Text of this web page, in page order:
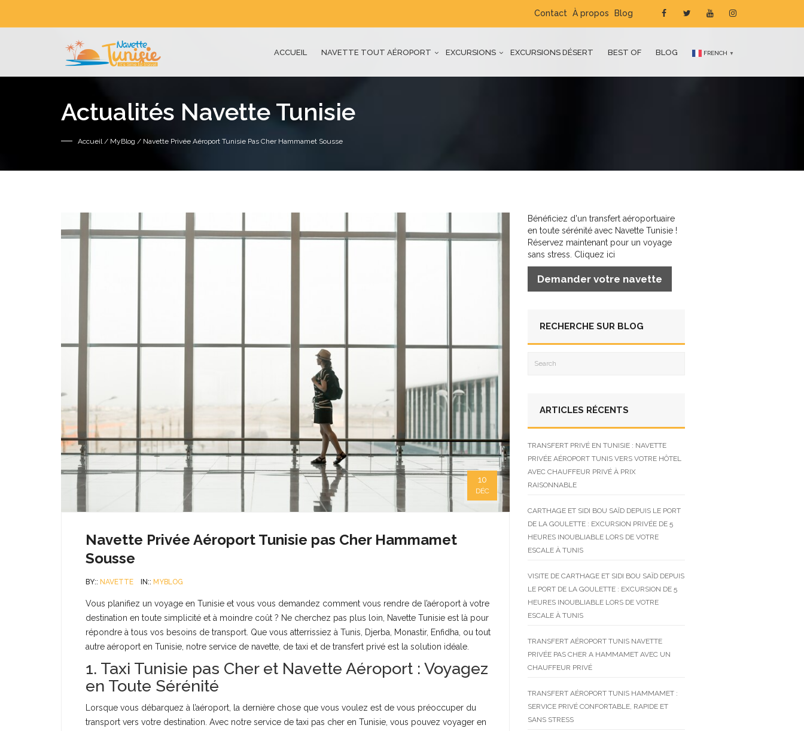
Contact À propos Blog
ACCUEIL NAVETTE TOUT AÉROPORT EXCURSIONS EXCURSIONS DÉSERT BEST OF BLOG FRENCH ▼
Actualités Navette Tunisie
Accueil/ MyBlog / Navette Privée Aéroport Tunisie Pas Cher Hammamet Sousse
Navette Privée Aéroport Tunisie pas Cher Hammamet
Sousse
BY:: NAVETTE IN:: MYBLOG
10
DÉC
Vous planifiez un voyage en Tunisie et vous vous demandez comment vous rendre de l’aéroport à votre
destination en toute simplicité et à moindre coût ? Ne cherchez pas plus loin, Navette Tunisie est là pour
répondre à tous vos besoins de transport. Que vous atterrissiez à Tunis, Djerba, Monastir, Enfidha, ou tout
autre aéroport en Tunisie, notre service de navette, de taxi et de transfert privé est la solution idéale.
1. Taxi Tunisie pas Cher et Navette Aéroport : Voyagez
en Toute Sérénité
Lorsque vous débarquez à l’aéroport, la dernière chose que vous voulez est de vous préoccuper du
transport vers votre destination. Avec notre service de taxi pas cher en Tunisie, vous pouvez voyager en
Bénéficiez d'un transfert aéroportuaire
en toute sérénité avec Navette Tunisie !
Réservez maintenant pour un voyage
sans stress. Cliquez ici
Demander votre navette
RECHERCHE SUR BLOG
ARTICLES RÉCENTS
TRANSFERT PRIVÉ EN TUNISIE : NAVETTE
PRIVÉE AÉROPORT TUNIS VERS VOTRE HÔTEL
AVEC CHAUFFEUR PRIVÉ À PRIX
RAISONNABLE
CARTHAGE ET SIDI BOU SAÏD DEPUIS LE PORT
DE LA GOULETTE : EXCURSION PRIVÉE DE 5
HEURES INOUBLIABLE LORS DE VOTRE
ESCALE À TUNIS
VISITE DE CARTHAGE ET SIDI BOU SAÏD DEPUIS
LE PORT DE LA GOULETTE : EXCURSION DE 5
HEURES INOUBLIABLE LORS DE VOTRE
ESCALE À TUNIS
TRANSFERT AÉROPORT TUNIS NAVETTE
PRIVÉE PAS CHER A HAMMAMET AVEC UN
CHAUFFEUR PRIVÉ
TRANSFERT AÉROPORT TUNIS HAMMAMET :
SERVICE PRIVÉ CONFORTABLE, RAPIDE ET
SANS STRESS